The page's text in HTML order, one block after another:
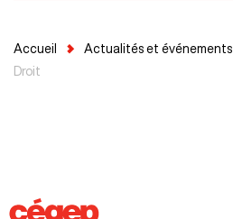
Accueil Actualités et événements
Droit